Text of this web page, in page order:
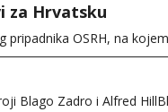
za Hrvatsku
OSRH, na
Blago Zadro i Alfred